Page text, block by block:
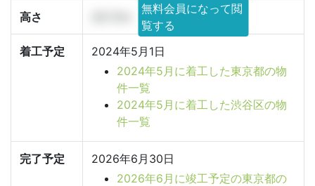
高さ
無料会員になって閲
覧する
着工予定
2024年5月1日
2024年5月に着工した東京都の物
件一覧
2024年5月に着工した渋谷区の物
件一覧
完了予定
2026年6月30日
2026年6月に竣工予定の東京都の